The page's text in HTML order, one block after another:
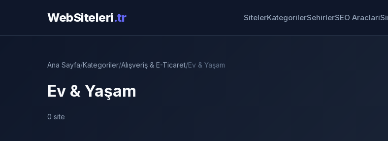
WebSiteleri.tr SitelerKategorilerSehirlerSEO Araclari
Ana Sayfa/Kategoriler/Alışveriş & E-Ticaret/Ev & Yaşam
Ev & Yaşam
0 site